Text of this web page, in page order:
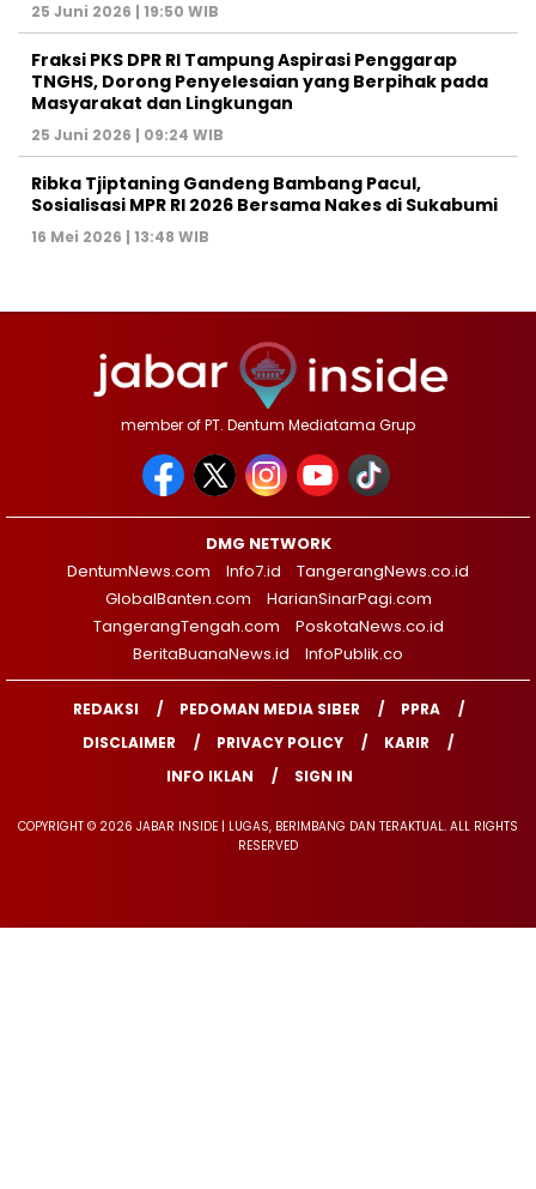
25 Juni 2026 | 19:50 WIB
‎Fraksi PKS DPR RI Tampung Aspirasi Penggarap
TNGHS, Dorong Penyelesaian yang Berpihak pada
Masyarakat dan Lingkungan‎
25 Juni 2026 | 09:24 WIB
Ribka Tjiptaning Gandeng Bambang Pacul,
Sosialisasi MPR RI 2026 Bersama Nakes di Sukabumi
16 Mei 2026 | 13:48 WIB
member of PT. Dentum Mediatama Grup
DMG NETWORK
DentumNews.com
Info7.id
TangerangNews.co.id
GlobalBanten.com
HarianSinarPagi.com
TangerangTengah.com
PoskotaNews.co.id
BeritaBuanaNews.id
InfoPublik.co
REDAKSI PEDOMAN MEDIA SIBER
PPRA
DISCLAIMER
PRIVACY POLICY
KARIR
INFO IKLAN
SIGN IN
COPYRIGHT © 2026 JABAR INSIDE | LUGAS, BERIMBANG DAN TERAKTUAL. ALL RIGHTS
RESERVED